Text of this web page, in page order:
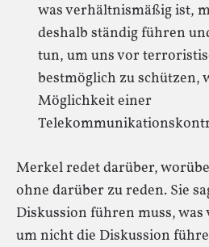
was verhältnismäßig ist,
deshalb ständig führen
tun, um uns vor
bestmöglich zu schützen,
Möglichkeit einer
Merkel redet darüber,
ohne darüber zu reden. Sie
Diskussion führen muss,
um nicht die Diskussion